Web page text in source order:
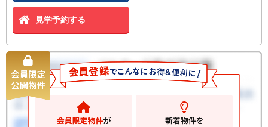
見学予約する